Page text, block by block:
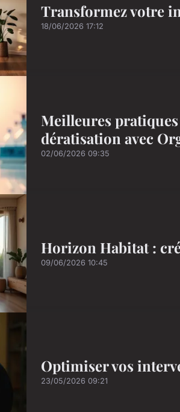
Transformez votre
18/06/2026 17:12
Meilleures
dératisation avec
02/06/2026 09:35
Horizon Habitat :
09/06/2026 10:45
Optimiser vos
23/05/2026 09:21